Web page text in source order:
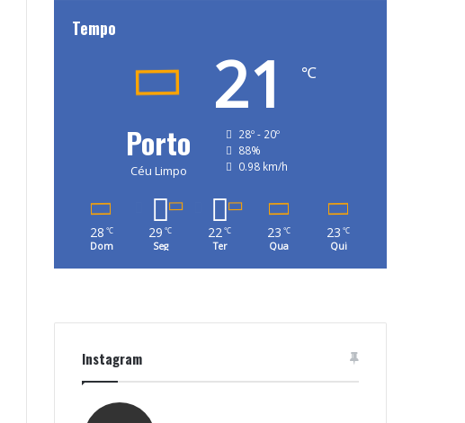
Tempo
Porto
Céu Limpo
21 ℃
28º - 20º
88%
0.98 km/h
28 ℃
Dom
29 ℃
Seg
22℃
Ter
23 ℃
Qua
23 ℃
Qui
Instagram